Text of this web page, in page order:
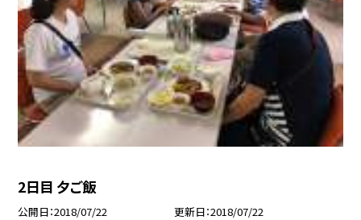
2日目 夕ご飯
公開日 2018/07/22 更新日 2018/07/22